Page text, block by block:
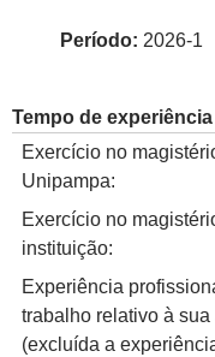
Período: 2026-1
Tempo de
Exercício no
Unipampa:
Exercício no
instituição:
Experiência
trabalho relativo à
(excluída a